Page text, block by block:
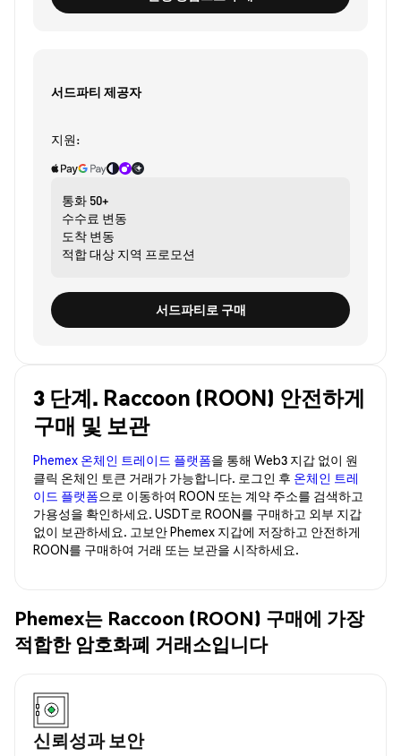
서드파티 제공자
지원:
통화 50+
수수료 변동
도착 변동
적합 대상 지역 프로모션
서드파티로 구매
3 단계. Raccoon (ROON) 안전하게
구매 및 보관
Phemex 온체인 트레이드 플랫폼을 통해 Web3 지갑 없이 원
클릭 온체인 토큰 거래가 가능합니다. 로그인 후 온체인 트레
이드 플랫폼으로 이동하여 ROON 또는 계약 주소를 검색하고
가용성을 확인하세요. USDT로 ROON를 구매하고 외부 지갑
없이 보관하세요. 고보안 Phemex 지갑에 저장하고 안전하게
ROON를 구매하여 거래 또는 보관을 시작하세요.
Phemex는 Raccoon (ROON) 구매에 가장
적합한 암호화폐 거래소입니다
신뢰성과 보안